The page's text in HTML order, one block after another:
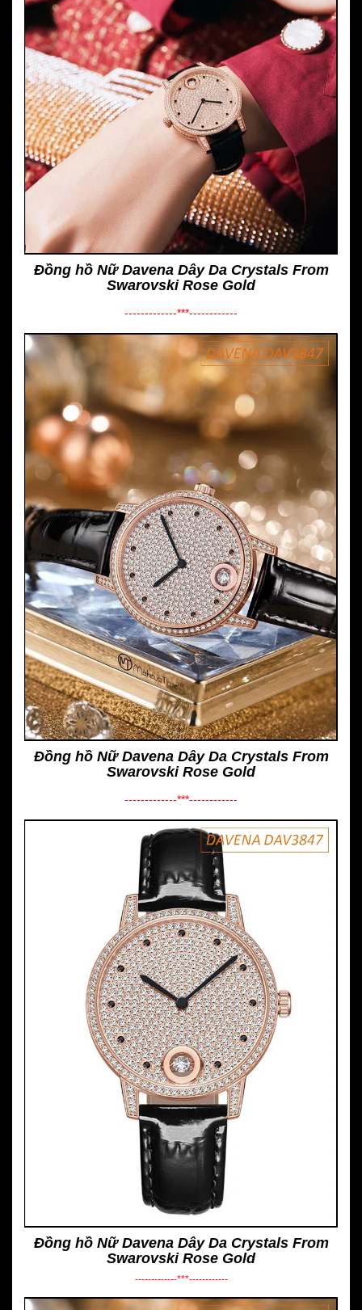
Đồng hồ Nữ Davena Dây Da Crystals From
Swarovski Rose Gold
-------------***------------
Đồng hồ Nữ Davena Dây Da Crystals From
Swarovski Rose Gold
-------------***------------
Đồng hồ Nữ Davena Dây Da Crystals From
Swarovski Rose Gold
-------------***------------